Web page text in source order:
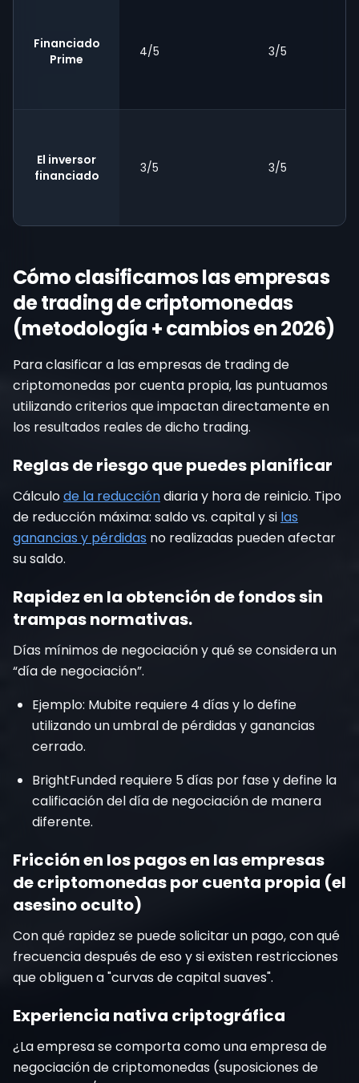
Financiado
Prime
4/5 3/5
El inversor
financiado
3/5 3/5
Cómo clasificamos las empresas
de trading de criptomonedas
(metodología + cambios en 2026)
Para clasificar a las empresas de trading de
criptomonedas por cuenta propia, las puntuamos
utilizando criterios que impactan directamente en
los resultados reales de dicho trading.
Reglas de riesgo que puedes planificar
Cálculode la reduccióndiaria y hora de reinicio. Tipo
de reducción máxima: saldo vs. capital y si las
ganancias y pérdidas no realizadas pueden afectar
su saldo.
Rapidez en la obtención de fondos sin
trampas normativas.
Días mínimos de negociación y qué se considera un
“día de negociación”.
Ejemplo: Mubite requiere 4 días y lo define
utilizando un umbral de pérdidas y ganancias
cerrado.
BrightFunded requiere 5 días por fase y define la
calificación del día de negociación de manera
diferente.
Fricción en los pagos en las empresas
de criptomonedas por cuenta propia (el
asesino oculto)
Con qué rapidez se puede solicitar un pago, con qué
frecuencia después de eso y si existen restricciones
que obliguen a "curvas de capital suaves".
Experiencia nativa criptográfica
¿La empresa se comporta como una empresa de
negociación de criptomonedas (suposiciones de